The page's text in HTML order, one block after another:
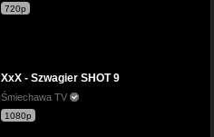
720p
XxX - Szwagier SHOT 9
Śmiechawa TV
1080p